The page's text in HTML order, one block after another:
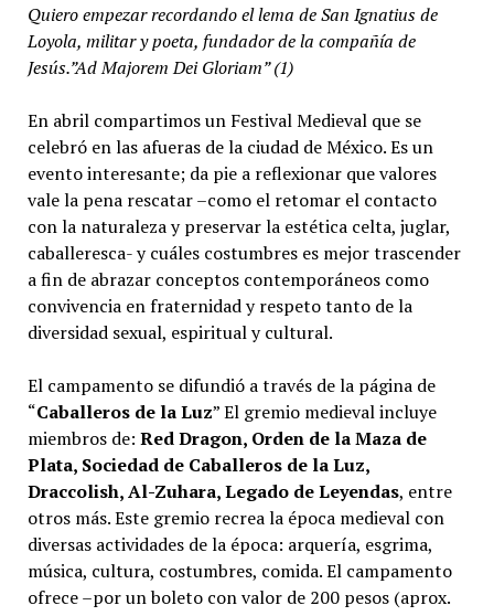
Quiero empezar recordando el lema de San Ignatius de
Loyola, militar y poeta, fundador de la compañía de
Jesús.”Ad Majorem Dei Gloriam” (1)
En abril compartimos un Festival Medieval que se
celebró en las afueras de la ciudad de México. Es un
evento interesante; da pie a reflexionar que valores
vale la pena rescatar –como el retomar el contacto
con la naturaleza y preservar la estética celta, juglar,
caballeresca- y cuáles costumbres es mejor trascender
a fin de abrazar conceptos contemporáneos como
convivencia en fraternidad y respeto tanto de la
diversidad sexual, espiritual y cultural.
El campamento se difundió a través de la página de
“Caballeros de la Luz” El gremio medieval incluye
miembros de: Red Dragon, Orden de la Maza de
Plata, Sociedad de Caballeros de la Luz,
Draccolish, Al-Zuhara, Legado de Leyendas, entre
otros más. Este gremio recrea la época medieval con
diversas actividades de la época: arquería, esgrima,
música, cultura, costumbres, comida. El campamento
ofrece –por un boleto con valor de 200 pesos (aprox.